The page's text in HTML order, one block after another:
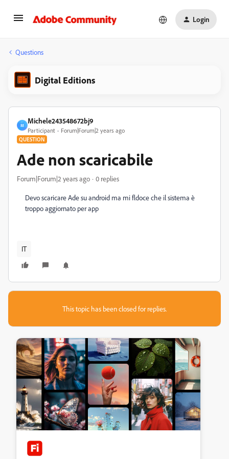
Login
Questions
Digital Editions
M
Michele243548672bj9
Participant Forum|Forum|2 years ago
QUESTION
Ade non scaricabile
Forum|Forum|2 years ago 0 replies
Devo scaricare Ade su android ma mi fldoce che il sistema è
troppo aggiornato per app
IT
This topic has been closed for replies.